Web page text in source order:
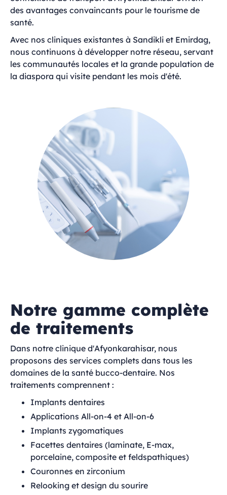
des avantages convaincants pour le tourisme de
santé.
Avec nos cliniques existantes à Sandikli et Emirdag,
nous continuons à développer notre réseau, servant
les communautés locales et la grande population de
la diaspora qui visite pendant les mois d'été.
Notre gamme complète
de traitements
Dans notre clinique d'Afyonkarahisar, nous
proposons des services complets dans tous les
domaines de la santé bucco-dentaire. Nos
traitements comprennent :
Implants dentaires
Applications All-on-4 et All-on-6
Implants zygomatiques
Facettes dentaires (laminate, E-max,
porcelaine, composite et feldspathiques)
Couronnes en zirconium
Relooking et design du sourire